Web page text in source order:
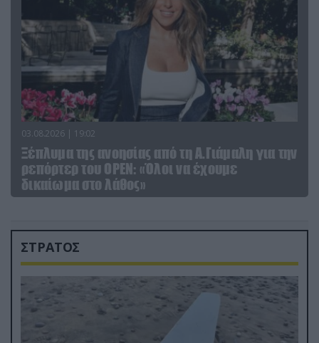
03.08.2026 | 19:02
Ξέπλυμα της ανοησίας από τη Α.Γιάμαλη για την
ρεπόρτερ του ΟΡΕΝ: «Όλοι να έχουμε
δικαίωμα στο λάθος»
ΣΤΡΑΤΟΣ